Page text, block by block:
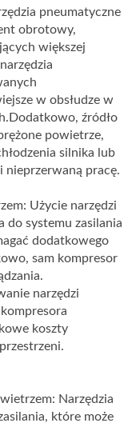
pneumatyczne
obrotowy,
większej
w obsłudze w
źródło
powietrze,
silnika lub
nieprzerwaną pracę.
Użycie narzędzi
do systemu zasilania
dodatkowego
sam kompresor
narzędzi
koszty
Narzędzia
które może